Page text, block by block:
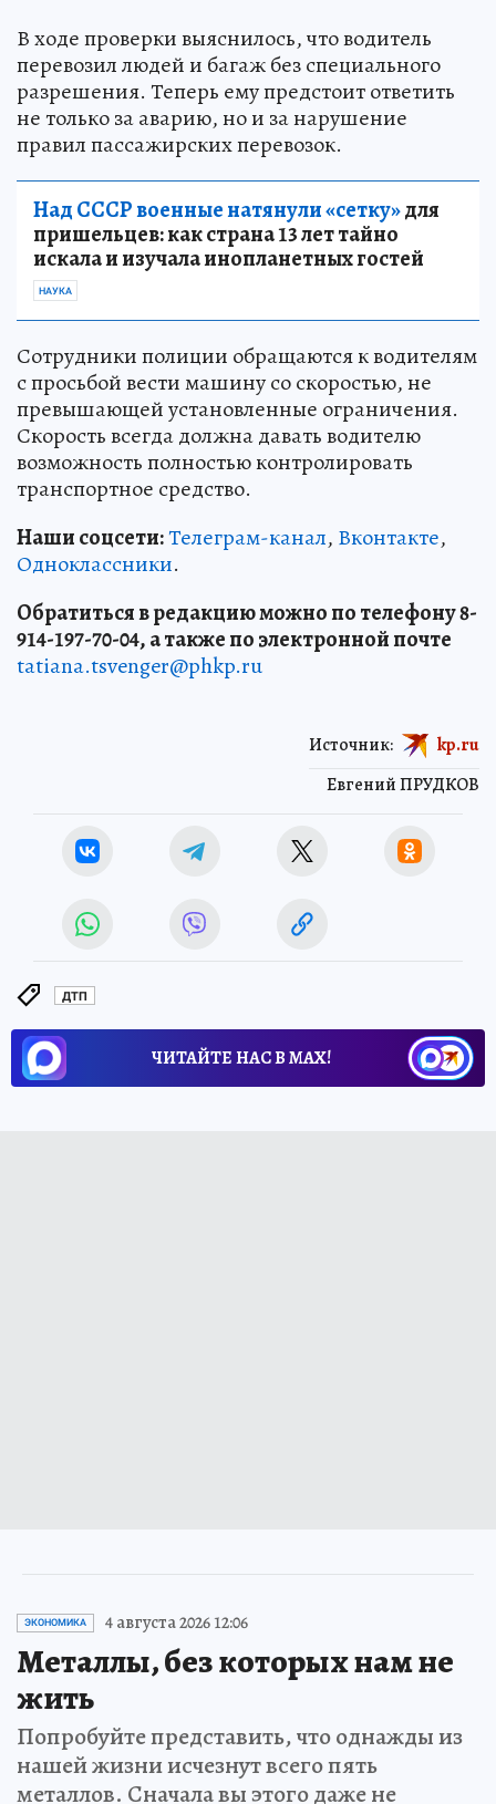
В ходе проверки выяснилось, что водитель
перевозил людей и багаж без специального
разрешения. Теперь ему предстоит ответить
не только за аварию, но и за нарушение
правил пассажирских перевозок.
Над СССР военные натянули «сетку»для
пришельцев: как страна 13 лет тайно
искала и изучала инопланетных гостей
НАУКА
Сотрудники полиции обращаются к водителям
с просьбой вести машину со скоростью, не
превышающей установленные ограничения.
Скорость всегда должна давать водителю
возможность полностью контролировать
транспортное средство.
Наши соцсети:Телеграм-канал, Вконтакте,
Одноклассники.
Обратиться в редакцию можно по телефону 8-
914-197-70-04, а также по электронной почте
tatiana.tsvenger@phkp.ru
Евгений ПРУДКОВ
Источник: kp.ru
ДТП
ЧИТАЙТЕ НАС В МАХ!
ЭКОНОМИКА 4 августа 2026 12:06
Металлы, без которых нам не
жить
Попробуйте представить, что однажды из
нашей жизни исчезнут всего пять
металлов. Сначала вы этого даже не